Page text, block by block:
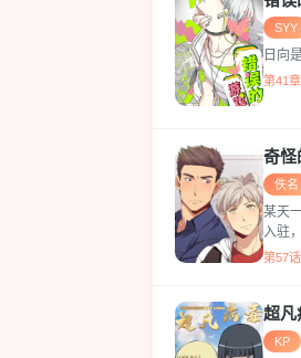
SYY
日向
第41
奇怪
佚名
某天
入驻
第57
超凡
KP